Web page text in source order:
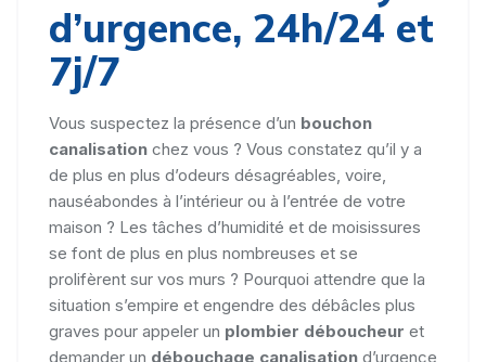
d’urgence, 24h/24 et
7j/7
Vous suspectez la présence d’un bouchon
canalisation chez vous ? Vous constatez qu’il y a
de plus en plus d’odeurs désagréables, voire,
nauséabondes à l’intérieur ou à l’entrée de votre
maison ? Les tâches d’humidité et de moisissures
se font de plus en plus nombreuses et se
prolifèrent sur vos murs ? Pourquoi attendre que la
situation s’empire et engendre des débâcles plus
graves pour appeler un plombier déboucheur et
demander un débouchage canalisation d’urgence